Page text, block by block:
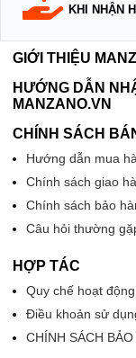
KHI NHẬN
GIỚI THIỆU
HƯỚNG DẪN
MANZANO.VN
CHÍNH SÁCH
Hướng dẫn mua
Chính sách giao
Chính sách bảo
Câu hỏi thường
HỢP TÁC
Quy chế hoạt động
Điều khoản sử
CHÍNH SÁCH